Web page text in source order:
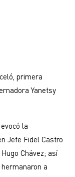
primera
Yanetsy
la
Jefe Fidel Castro
Chávez; así
a